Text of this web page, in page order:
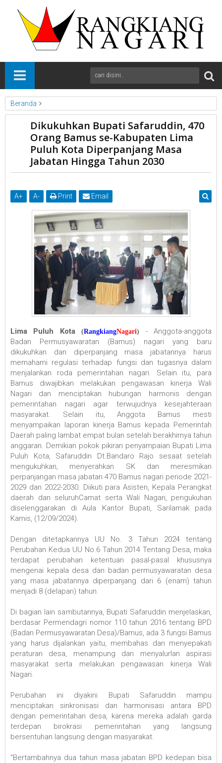
Beranda
Lima Puluh Kota
News
Sumbar
Dikukuhkan Bupati Safaruddin, 470 Orang Bamus se-Kabupaten
Lima Puluh Kota Diperpanjang Masa Jabatan Hingga Tahun
Dikukuhkan Bupati Safaruddin, 470
Orang Bamus se-Kabupaten Lima
Puluh Kota Diperpanjang Masa
Jabatan Hingga Tahun 2030
A+ A- Print Email
Lima Puluh Kota(RangkiangNagari) - Anggota-anggota
Badan Permusyawaratan (Bamus) nagari yang baru
dikukuhkan dan diperpanjang masa jabatannya harus
memahami regulasi terhadap fungsi dan tugasnya dalam
menjalankan roda pemerintahan nagari. Selain itu, para
Bamus diwajibkan melakukan pengawasan kinerja Wali
Nagari dan menciptakan hubungan harmonis dengan
pemerintahan nagari agar terwujudnya kesejahteraan
masyarakat. Selain itu, Anggota Bamus mesti
menyampaikan laporan kinerja Bamus kepada Pemerintah
Daerah paling lambat empat bulan setelah berakhirnya tahun
anggaran. Demikian pokok pikiran penyampaian Bupati Lima
Puluh Kota, Safaruddin Dt.Bandaro Rajo sesaat setelah
mengukuhkan, menyerahkan SK dan meresmikan
perpanjangan masa jabatan 470 Bamus nagari periode 2021-
2029 dan 2022-2030. Diikuti para Asisten, Kepala Perangkat
daerah dan seluruhCamat serta Wali Nagari, pengukuhan
diselenggarakan di Aula Kantor Bupati, Sarilamak pada
Kamis, (12/09/2024).
Dengan ditetapkannya UU No. 3 Tahun 2024 tentang
Perubahan Kedua UU No.6 Tahun 2014 Tentang Desa, maka
terdapat perubahan ketentuan pasal-pasal khususnya
mengenai kepala desa dan badan permusyawaratan desa
yang masa jabatannya diperpanjang dari 6 (enam) tahun
menjadi 8 (delapan) tahun.
Di bagian lain sambutannya, Bupati Safaruddin menjelaskan,
berdasar Permendagri nomor 110 tahun 2016 tentang BPD
(Badan Permusyawaratan Desa)/Bamus, ada 3 fungsi Bamus
yang harus dijalankan yaitu, membahas dan menyepakati
peraturan desa, menampung dan menyalurlan aspirasi
masyarakat serta melakukan pengawasan kinerja Wali
Nagari.
Perubahan ini diyakini Bupati Safaruddin mampu
menciptakan sinkronisasi dan harmonisasi antara BPD
dengan pemerintahan desa, karena mereka adalah garda
terdepan birokrasi pemerintahan yang langsung
bersentuhan langsung dengan masyarakat.
“Bertambahnya dua tahun masa jabatan BPD kedepan bisa